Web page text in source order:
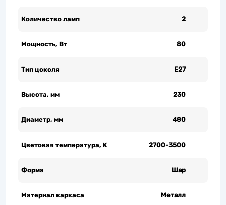
Количество ламп 2
Мощность, Вт 80
Тип цоколя Е27
Высота, мм 230
Диаметр, мм 480
Цветовая температура, K 2700-3500
Форма Шар
Материал каркаса Металл